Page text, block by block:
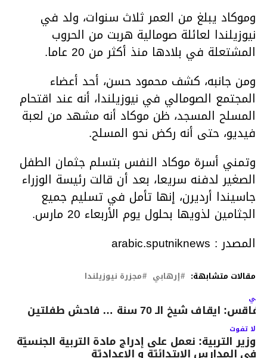
وموكاد يبلغ من العمر ثلاث سنوات، ولد في
نيوزيلندا لعائلة صومالية هربت من الحروب
المشتعلة في بلادها منذ أكثر من 20 عاما.
ومن جانبه، كشف محمود حسن، أحد أعضاء
المجتمع الصومالي في نيوزيلندا، أنه عند اقتحام
المسلح المسجد، ظن موكاد أنه مشهد من لعبة
فيديو، حتى أنه ركض نحو المسلح.
وتمني أسرة موكاد النفس بتسلم جثمان الطفل
الصغير لدفنه سريعا، بعد أن قالت رئيسة الوزراء
جاسيندا أرديرن، إنها تأمل في تسليم جميع
الجثامين لذويها بحلول يوم الأربعاء 20 مارس.
المصدر : arabic.sputniknews
مقالات متشابهة: إرهابي مجزرة نيوزيلندا
ايقاف شيخ الـ 70 سنة … فاحش طفلتين
لا تفوت
وزير التربية: نعمل على إدراج مادة التربية الجنسيّة
في المدارس الابتدائيّة و الإعداديّة